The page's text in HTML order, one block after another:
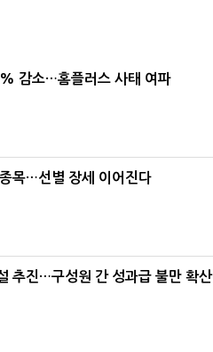
감소…홈플러스 사태 여파
목…선별 장세 이어진다
추진…구성원 간 성과급 불만 확산